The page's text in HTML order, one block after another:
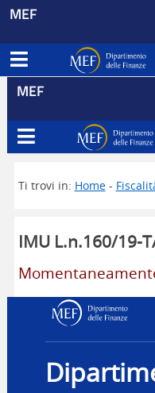
MEF
Apri menu
Dipartimento
MEF
Apri menu
Dipartimento
Ti trovi in: Home-
IMU L.n.160/19-